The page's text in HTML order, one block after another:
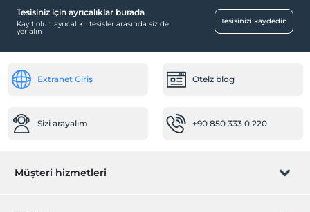
Tesisiniz için ayrıcalıklar burada
Kayıt olun ayrıcalıklı tesisler arasında siz de
yer alın
Tesisinizi kaydedin
Extranet Giriş Otelz blog
Sizi arayalım +90 850 333 0 220
Müşteri hizmetleri